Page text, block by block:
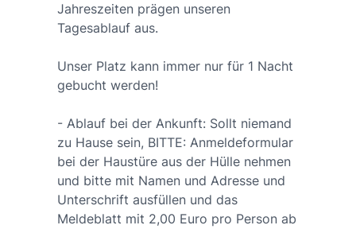
Jahreszeiten prägen unseren
Tagesablauf aus.
Unser Platz kann immer nur für 1 Nacht
gebucht werden!
- Ablauf bei der Ankunft: Sollt niemand
zu Hause sein, BITTE: Anmeldeformular
bei der Haustüre aus der Hülle nehmen
und bitte mit Namen und Adresse und
Unterschrift ausfüllen und das
Meldeblatt mit 2,00 Euro pro Person ab